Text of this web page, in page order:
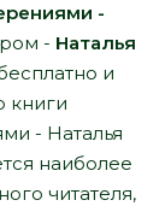
-
- Наталья
и
книги
- Наталья
наиболее
читателя,